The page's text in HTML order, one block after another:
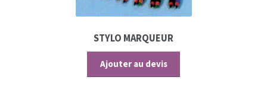
STYLO MARQUEUR
Ajouter au devis